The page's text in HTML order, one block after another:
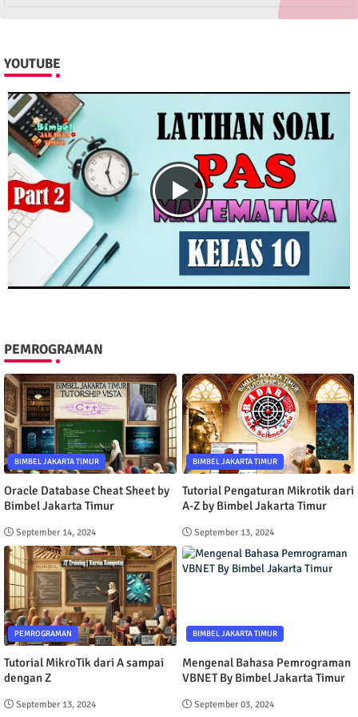
YOUTUBE
PEMROGRAMAN
BIMBEL JAKARTA TIMUR
Oracle Database Cheat Sheet by
Bimbel Jakarta Timur
September 14, 2024
BIMBEL JAKARTA TIMUR
Tutorial Pengaturan Mikrotik dari
A-Z by Bimbel Jakarta Timur
September 13, 2024
PEMROGRAMAN
Tutorial MikroTik dari A sampai
dengan Z
September 13, 2024
BIMBEL JAKARTA TIMUR
Mengenal Bahasa Pemrograman
VBNET By Bimbel Jakarta Timur
September 03, 2024